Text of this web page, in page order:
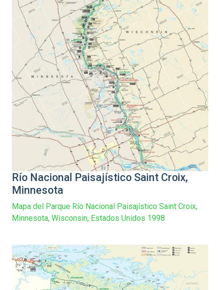
Río Nacional Paisajístico Saint Croix,
Minnesota
Mapa del Parque Río Nacional Paisajístico Saint Croix,
Minnesota, Wisconsin, Estados Unidos 1998